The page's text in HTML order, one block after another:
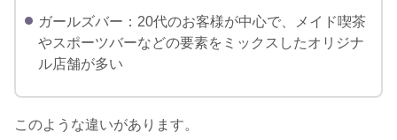
ガールズバー：20代のお客様が中心で、メイド喫茶
やスポーツバーなどの要素をミックスしたオリジナ
ル店舗が多い
このような違いがあります。